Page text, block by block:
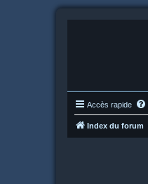
Accès rapide
Index du forum